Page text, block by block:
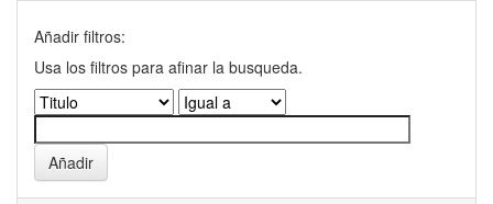
Añadir filtros:
Usa los filtros para afinar la busqueda.